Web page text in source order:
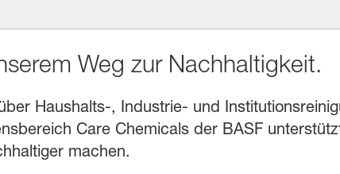
Weg zur Nachhaltigkeit.
Haushalts-, Industrie- und
Care Chemicals der BASF
machen.